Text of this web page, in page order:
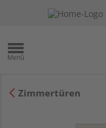
Zimmertüren